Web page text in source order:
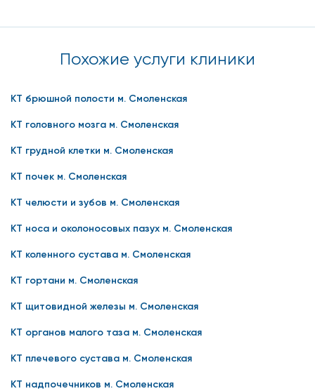
Похожие услуги клиники
КТ брюшной полости м. Смоленская
КТ головного мозга м. Смоленская
КТ грудной клетки м. Смоленская
КТ почек м. Смоленская
КТ челюсти и зубов м. Смоленская
КТ носа и околоносовых пазух м. Смоленская
КТ коленного сустава м. Смоленская
КТ гортани м. Смоленская
КТ щитовидной железы м. Смоленская
КТ органов малого таза м. Смоленская
КТ плечевого сустава м. Смоленская
КТ надпочечников м. Смоленская